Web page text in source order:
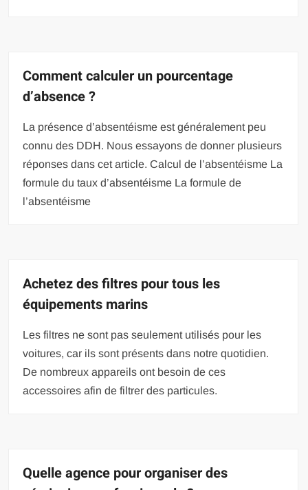
Comment calculer un pourcentage
d’absence ?
La présence d’absentéisme est généralement peu
connu des DDH. Nous essayons de donner plusieurs
réponses dans cet article. Calcul de l’absentéisme La
formule du taux d’absentéisme La formule de
l’absentéisme
Achetez des filtres pour tous les
équipements marins
Les filtres ne sont pas seulement utilisés pour les
voitures, car ils sont présents dans notre quotidien.
De nombreux appareils ont besoin de ces
accessoires afin de filtrer des particules.
Quelle agence pour organiser des